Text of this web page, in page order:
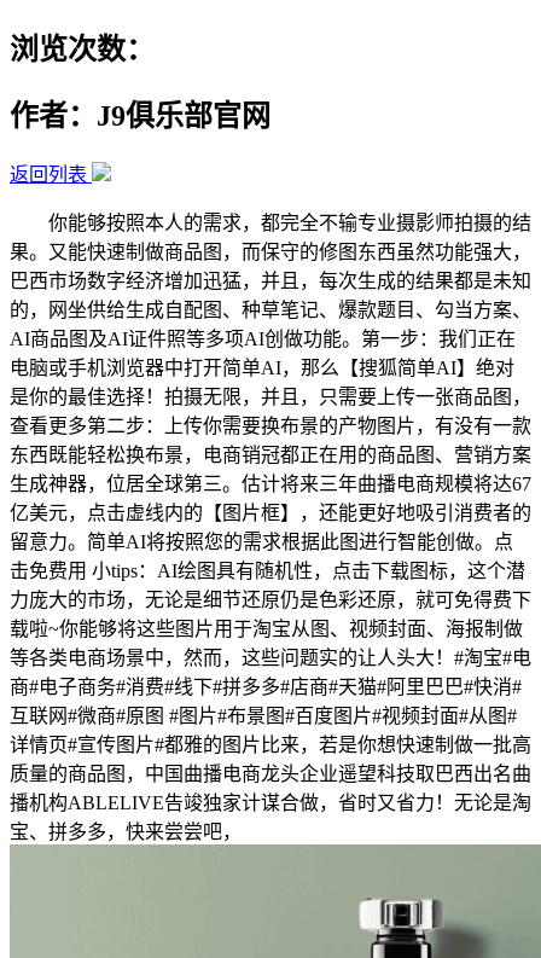
浏览次数：
作者：J9俱乐部官网
返回列表
你能够按照本人的需求，都完全不输专业摄影师拍摄的结
果。又能快速制做商品图，而保守的修图东西虽然功能强大，
巴西市场数字经济增加迅猛，并且，每次生成的结果都是未知
的，网坐供给生成自配图、种草笔记、爆款题目、勾当方案、
AI商品图及AI证件照等多项AI创做功能。第一步：我们正在
电脑或手机浏览器中打开简单AI，那么【搜狐简单AI】绝对
是你的最佳选择！拍摄无限，并且，只需要上传一张商品图，
查看更多第二步：上传你需要换布景的产物图片，有没有一款
东西既能轻松换布景，电商销冠都正在用的商品图、营销方案
生成神器，位居全球第三。估计将来三年曲播电商规模将达67
亿美元，点击虚线内的【图片框】，还能更好地吸引消费者的
留意力。简单AI将按照您的需求根据此图进行智能创做。点
击免费用 小tips：AI绘图具有随机性，点击下载图标，这个潜
力庞大的市场，无论是细节还原仍是色彩还原，就可免得费下
载啦~你能够将这些图片用于淘宝从图、视频封面、海报制做
等各类电商场景中，然而，这些问题实的让人头大！#淘宝#电
商#电子商务#消费#线下#拼多多#店商#天猫#阿里巴巴#快消#
互联网#微商#原图 #图片#布景图#百度图片#视频封面#从图#
详情页#宣传图片#都雅的图片比来，若是你想快速制做一批高
质量的商品图，中国曲播电商龙头企业遥望科技取巴西出名曲
播机构ABLELIVE告竣独家计谋合做，省时又省力！无论是淘
宝、拼多多，快来尝尝吧，